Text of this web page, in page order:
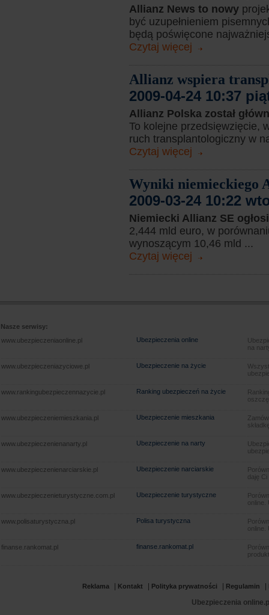
Allianz News to nowy
być uzupełnieniem
będą poświęcone
Czytaj więcej
Allianz wspiera
2009-04-24 10:37
Allianz Polska został
To kolejne przedsięwzięcie,
ruch transplantologiczny w
Czytaj więcej
Wyniki niemieckiego
2009-03-24 10:22
Niemiecki Allianz SE
2,444 mld euro, w
wynoszącym 10,46 mld ...
Czytaj więcej
Nasze serwisy:
www.ubezpieczeniaonline.pl
Ubezpieczenia online
na
www.ubezpieczeniazyciowe.pl Ubezpieczenie na życie
www.rankingubezpieczennazycie.pl Ranking ubezpieczeń na życie
www.ubezpieczeniemieszkania.pl Ubezpieczenie mieszkania
www.ubezpieczenienanarty.pl Ubezpieczenie na narty
www.ubezpieczenienarciarskie.pl Ubezpieczenie narciarskie
daję
www.ubezpieczenieturystyczne.com.pl Ubezpieczenie turystyczne
www.polisaturystyczna.pl Polisa turystyczna
finanse.rankomat.pl finanse.rankomat.pl
Reklama Kontakt Polityka prywatności Regulamin
Ubezpieczenia